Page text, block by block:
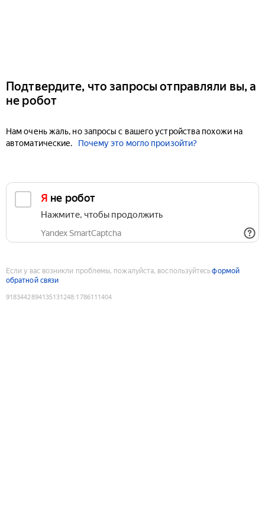
Подтвердите, что запросы отправляли вы, а
не робот
Нам очень жаль, но запросы с вашего устройства похожи на
автоматические.
Почему это могло произойти?
Я не робот
Нажмите, чтобы продолжить
Yandex SmartCaptcha
Если у вас возникли проблемы, пожалуйста, воспользуйтесьформой
обратной связи
9183442894135131248:1786111404